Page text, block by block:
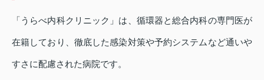
「うらべ内科クリニック」は、循環器と総合内科の専門医が
在籍しており、徹底した感染対策や予約システムなど通いや
すさに配慮された病院です。